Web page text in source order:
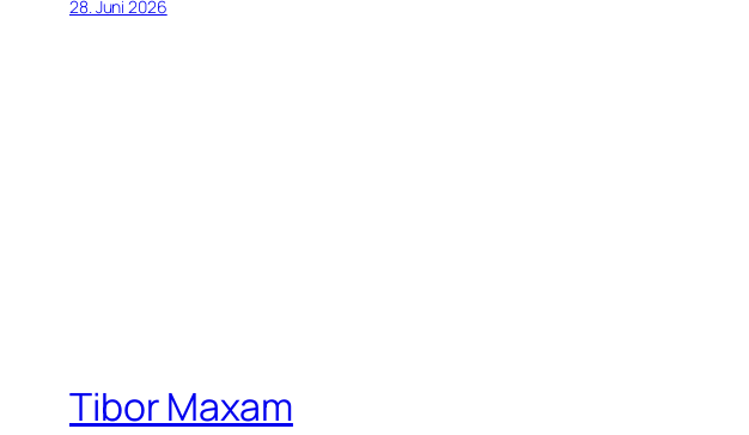
28. Juni 2026
Tibor Maxam